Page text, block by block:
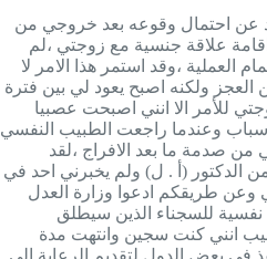
عن احتمال وقوعه بعد خروجي من
علاقة جنسية مع زوجتي ،لم
العملية ،وقد استمر هذا الامر لا
من العجز ولكنه اصبح يعود لي بين فترة
للأمر الا انني اصبحت عصبيا
وعندما راجعت الطبيب النفسي
من صدمة ما بعد الافراج ،لقد
الدكتور (أ . ل) ولم يخبرني احد في
وعن طريقكم ادعوا وزارة العدل
نفسية للسجناء الذين سيطلق
انني كنت سجين وانتهت مدة